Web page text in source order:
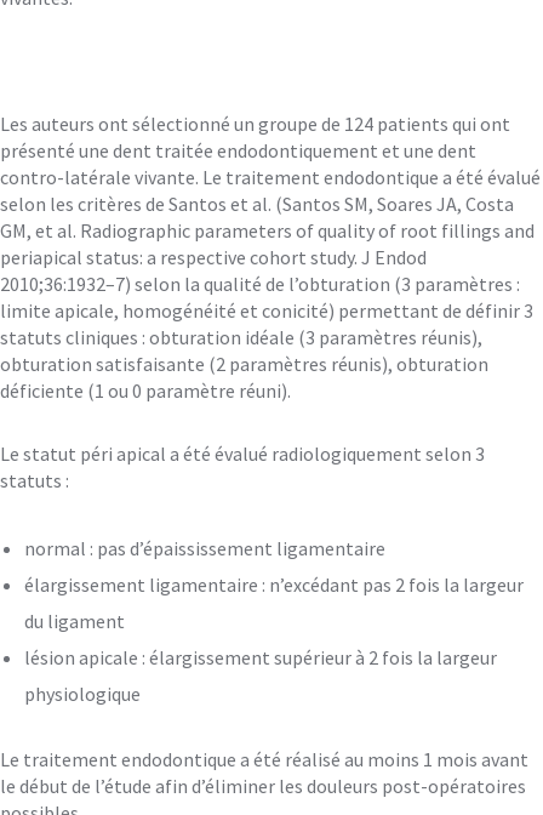
Les auteurs ont sélectionné un groupe de 124 patients qui ont
présenté une dent traitée endodontiquement et une dent
contro-latérale vivante. Le traitement endodontique a été évalué
selon les critères de Santos et al. (Santos SM, Soares JA, Costa
GM, et al. Radiographic parameters of quality of root fillings and
periapical status: a respective cohort study. J Endod
2010;36:1932–7) selon la qualité de l’obturation (3 paramètres :
limite apicale, homogénéité et conicité) permettant de définir 3
statuts cliniques : obturation idéale (3 paramètres réunis),
obturation satisfaisante (2 paramètres réunis), obturation
déficiente (1 ou 0 paramètre réuni).
Le statut péri apical a été évalué radiologiquement selon 3
statuts :
normal : pas d’épaississement ligamentaire
élargissement ligamentaire : n’excédant pas 2 fois la largeur
du ligament
lésion apicale : élargissement supérieur à 2 fois la largeur
physiologique
Le traitement endodontique a été réalisé au moins 1 mois avant
le début de l’étude afin d’éliminer les douleurs post-opératoires